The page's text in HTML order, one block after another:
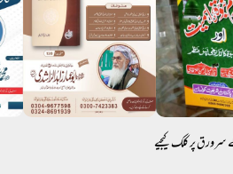
پر کلک کیجیے